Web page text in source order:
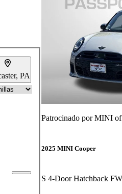
PA
Patrocinado porMINI of
2025 MINI Cooper
S 4-Door Hatchback